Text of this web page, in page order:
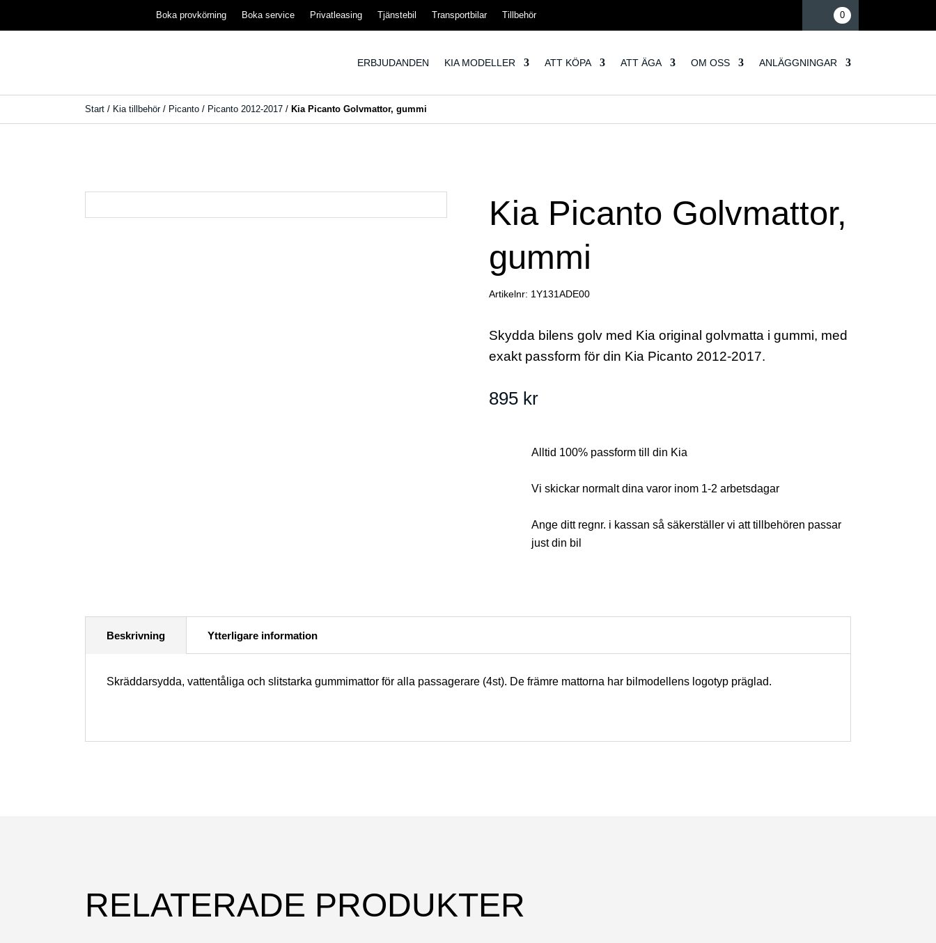
Boka provkörning Boka service Privatleasing Tjänstebil Transportbilar Tillbehör 0
ERBJUDANDEN KIA MODELLER ATT KÖPA ATT ÄGA OM OSS ANLÄGGNINGAR
Start / Kia tillbehör/ Picanto / Picanto 2012-2017 / Kia Picanto Golvmattor, gummi
Kia Picanto Golvmattor,
gummi
Artikelnr: 1Y131ADE00
Skydda bilens golv med Kia original golvmatta i gummi, med
exakt passform för din Kia Picanto 2012-2017.
895 kr
Alltid 100% passform till din Kia
Vi skickar normalt dina varor inom 1-2 arbetsdagar
Ange ditt regnr. i kassan så säkerställer vi att tillbehören passar
just din bil
Beskrivning Ytterligare information
Skräddarsydda, vattentåliga och slitstarka gummimattor för alla passagerare (4st). De främre mattorna har bilmodellens logotyp präglad.
RELATERADE PRODUKTER